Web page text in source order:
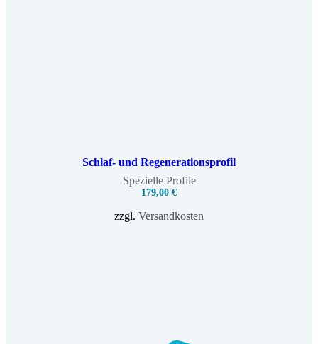
Schlaf- und Regenerationsprofil
Spezielle Profile
179,00 €
zzgl. Versandkosten